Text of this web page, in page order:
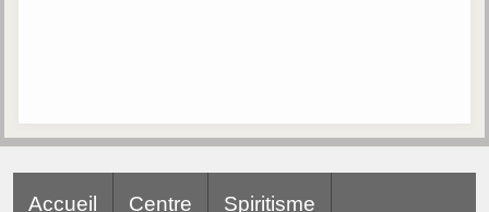
Accueil Centre Spiritisme